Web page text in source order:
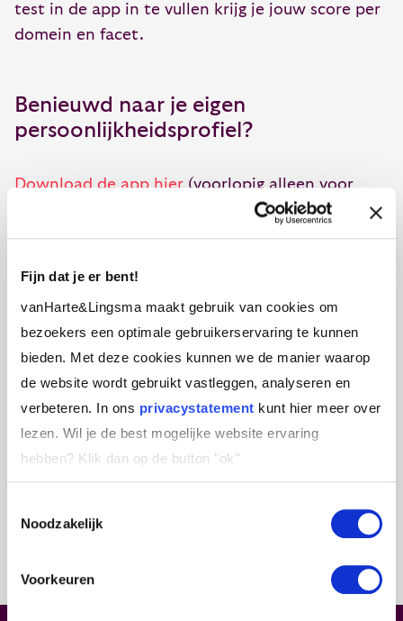
Fijn dat je er bent!
vanHarte&Lingsma maakt gebruik van cookies om
bezoekers een optimale gebruikerservaring te kunnen
bieden. Met deze cookies kunnen we de manier waarop
de website wordt gebruikt vastleggen, analyseren en
verbeteren. In ons privacystatement kunt hier meer over
lezen. Wil je de best mogelijke website ervaring
hebben? Klik dan op de button "ok''
Noodzakelijk
Voorkeuren
test in de app in te vullen krijg je jouw score per
domein en facet.
Benieuwd naar je eigen
persoonlijkheidsprofiel?
Download de app hier (voorlopig alleen voor
krijg je meteen je uitslag, die daarna ook te
mailen en te delen is.